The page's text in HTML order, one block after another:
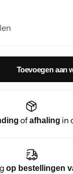
Toevoegen aan
ofafhaling in
op bestellingen